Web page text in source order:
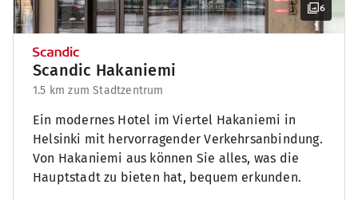
6
Scandic Hakaniemi
1.5 km zum Stadtzentrum
Ein modernes Hotel im Viertel Hakaniemi in
Helsinki mit hervorragender Verkehrsanbindung.
Von Hakaniemi aus können Sie alles, was die
Hauptstadt zu bieten hat, bequem erkunden.